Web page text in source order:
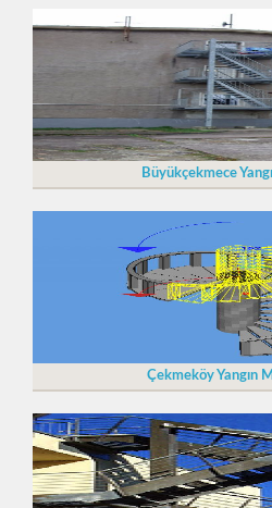
Büyükçekmece
Çekmeköy Yangın